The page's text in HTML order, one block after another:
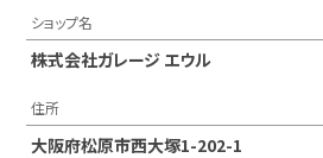
ショップ名
株式会社ガレージ エウル
住所
大阪府松原市西大塚1-202-1